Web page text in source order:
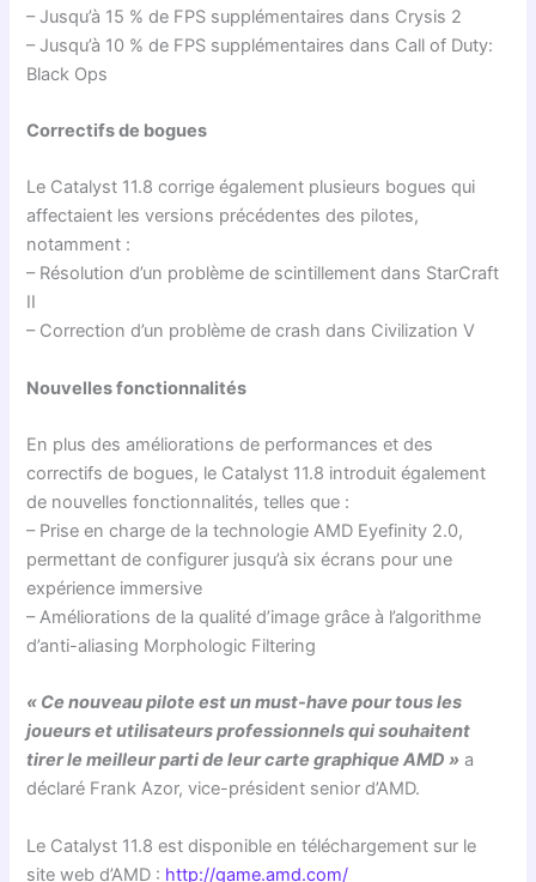
– Jusqu’à 15 % de FPS supplémentaires dans Crysis 2
– Jusqu’à 10 % de FPS supplémentaires dans Call of Duty:
Black Ops
Correctifs de bogues
Le Catalyst 11.8 corrige également plusieurs bogues qui
affectaient les versions précédentes des pilotes,
notamment :
– Résolution d’un problème de scintillement dans StarCraft
II
– Correction d’un problème de crash dans Civilization V
Nouvelles fonctionnalités
En plus des améliorations de performances et des
correctifs de bogues, le Catalyst 11.8 introduit également
de nouvelles fonctionnalités, telles que :
– Prise en charge de la technologie AMD Eyefinity 2.0,
permettant de configurer jusqu’à six écrans pour une
expérience immersive
– Améliorations de la qualité d’image grâce à l’algorithme
d’anti-aliasing Morphologic Filtering
« Ce nouveau pilote est un must-have pour tous les
joueurs et utilisateurs professionnels qui souhaitent
tirer le meilleur parti de leur carte graphique AMD » a
déclaré Frank Azor, vice-président senior d’AMD.
Le Catalyst 11.8 est disponible en téléchargement sur le
site web d’AMD : http://game.amd.com/